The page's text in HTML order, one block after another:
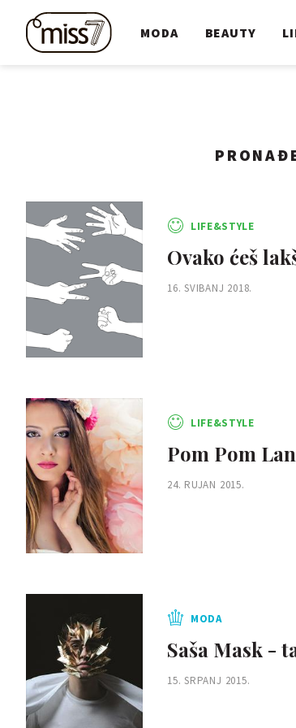
MODA BEAUTY
LIFE&STYLE
Ovako ćeš
16. SVIBANJ 2018.
LIFE&STYLE
Pom Pom
24. RUJAN 2015.
MODA
Saša Mask -
15. SRPANJ 2015.